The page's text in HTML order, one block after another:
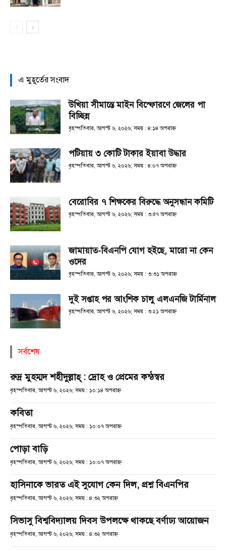
এ মুহূর্তের সংবাদ
উখিয়া সীমান্তে মাইন বিস্ফোরণে জেলের পা
বিচ্ছিন্ন
বৃহস্পতিবার, আগস্ট ৬, ২০২৬; সময় : ৪:১৪ অপরাহ্ণ
পটিয়ায় ৩ কোটি টাকার ইয়াবা উদ্ধার
বৃহস্পতিবার, আগস্ট ৬, ২০২৬; সময় : ৪:০৭ অপরাহ্ণ
বেরোবির ৭ শিক্ষকের বিরুদ্ধে অনুসন্ধান কমিটি
বৃহস্পতিবার, আগস্ট ৬, ২০২৬; সময় : ৩:৫৭ অপরাহ্ণ
জামায়াত-বিএনপি যোগ হইছে, মারো না কেন
ওদের
বৃহস্পতিবার, আগস্ট ৬, ২০২৬; সময় : ৩:৩১ অপরাহ্ণ
দুই সপ্তাহ পর আংশিক চালু এলএনজি টার্মিনাল
বৃহস্পতিবার, আগস্ট ৬, ২০২৬; সময় : ৩:২১ অপরাহ্ণ
সর্বশেষ
রুদ্র মুহম্মদ শহীদুল্লাহ্ : দ্রোহ ও প্রেমের কন্ঠস্বর
বৃহস্পতিবার, আগস্ট ৬, ২০২৬; সময় : ১০:১৪ অপরাহ্ণ
কবিতা
বৃহস্পতিবার, আগস্ট ৬, ২০২৬; সময় : ১০:০৭ অপরাহ্ণ
পোড়া বাড়ি
বৃহস্পতিবার, আগস্ট ৬, ২০২৬; সময় : ১০:০৭ অপরাহ্ণ
হাসিনাকে ভারত এই সুযোগ কেন দিল, প্রশ্ন বিএনপির
বৃহস্পতিবার, আগস্ট ৬, ২০২৬; সময় : ৪:৩২ অপরাহ্ণ
সিভাসু বিশ্ববিদ্যালয় দিবস উপলক্ষে থাকছে বর্ণাঢ্য আয়োজন
বৃহস্পতিবার, আগস্ট ৬, ২০২৬; সময় : ৪:৩২ অপরাহ্ণ